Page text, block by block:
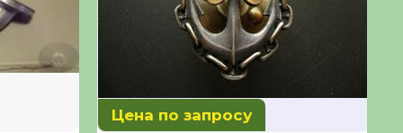
Цена по запросу